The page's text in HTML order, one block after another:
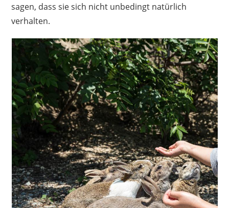
sagen, dass sie sich nicht unbedingt natürlich
verhalten.